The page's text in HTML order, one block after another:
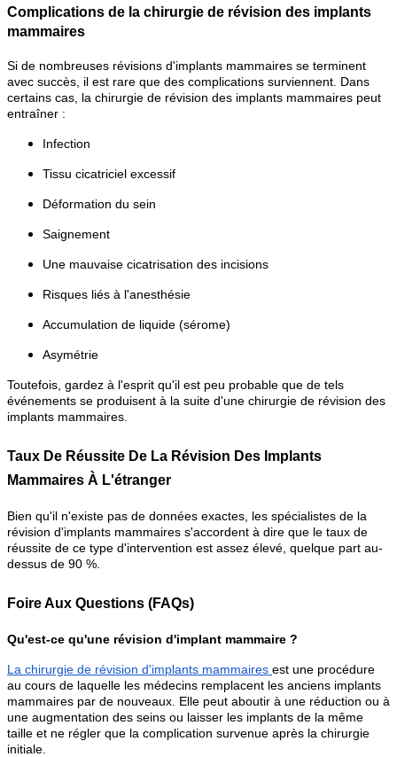
Complications de la chirurgie de révision des implants
mammaires
Si de nombreuses révisions d'implants mammaires se terminent
avec succès, il est rare que des complications surviennent. Dans
certains cas, la chirurgie de révision des implants mammaires peut
entraîner :
Infection
Tissu cicatriciel excessif
Déformation du sein
Saignement
Une mauvaise cicatrisation des incisions
Risques liés à l'anesthésie
Accumulation de liquide (sérome)
Asymétrie
Toutefois, gardez à l'esprit qu'il est peu probable que de tels
événements se produisent à la suite d'une chirurgie de révision des
implants mammaires.
Taux De Réussite De La Révision Des Implants
Mammaires À L'étranger
Bien qu'il n'existe pas de données exactes, les spécialistes de la
révision d'implants mammaires s'accordent à dire que le taux de
réussite de ce type d'intervention est assez élevé, quelque part au-
dessus de 90 %.
Foire Aux Questions (FAQs)
Qu'est-ce qu'une révision d'implant mammaire ?
La chirurgie de révision d'implants mammaires est une procédure
au cours de laquelle les médecins remplacent les anciens implants
mammaires par de nouveaux. Elle peut aboutir à une réduction ou à
une augmentation des seins ou laisser les implants de la même
taille et ne régler que la complication survenue après la chirurgie
initiale.